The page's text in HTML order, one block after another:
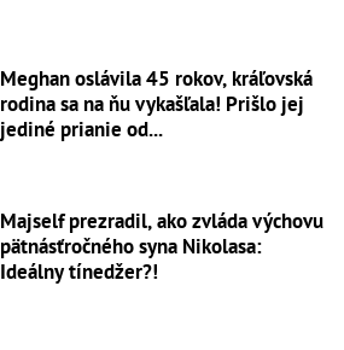
Meghan oslávila 45 rokov, kráľovská
rodina sa na ňu vykašľala! Prišlo jej
jediné prianie od...
Majself prezradil, ako zvláda výchovu
pätnásťročného syna Nikolasa:
Ideálny tínedžer?!